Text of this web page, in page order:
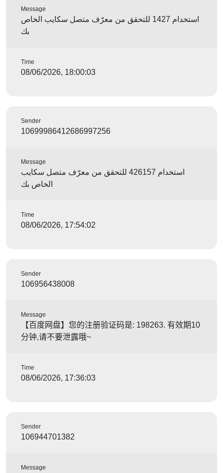
Message
استخدام 1427 للتحقق من معرّف متصل سكايب الخاص
بك
Time
08/06/2026, 18:00:03
Sender
10699986412686997256
Message
استخدام 426157 للتحقق من معرّف متصل سكايب
الخاص بك
Time
08/06/2026, 17:54:02
Sender
106956438008
Message
【百度网盘】您的注册验证码是: 198263. 有效期10
分钟,请不要泄露哦~
Time
08/06/2026, 17:36:03
Sender
106944701382
Message